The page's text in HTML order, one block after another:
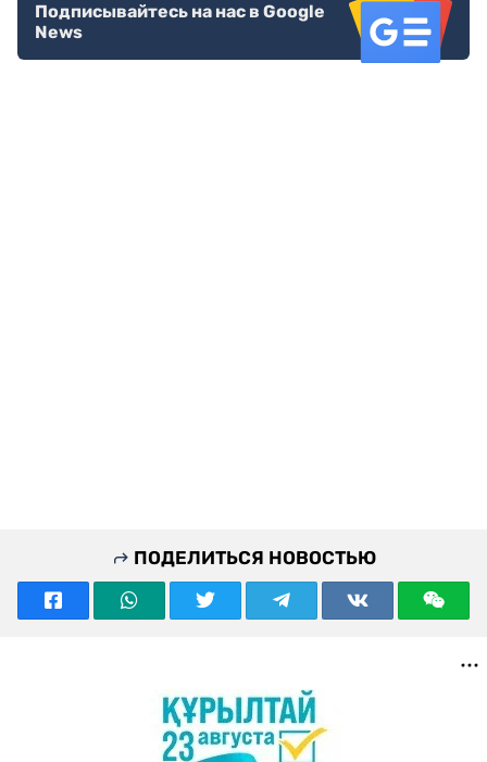
Подписывайтесь на нас в Google
News
ПОДЕЛИТЬСЯ НОВОСТЬЮ